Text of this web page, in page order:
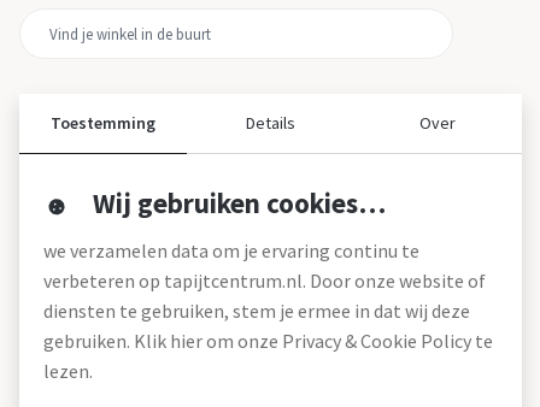
Over tapijtcentrum
Werken bij
Montageservice
Blog
Toestemming Details Over
Wij gebruiken cookies…
we verzamelen data om je ervaring continu te
verbeteren op tapijtcentrum.nl. Door onze website of
diensten te gebruiken, stem je ermee in dat wij deze
gebruiken. Klik hier om onze Privacy & Cookie Policy te
lezen.